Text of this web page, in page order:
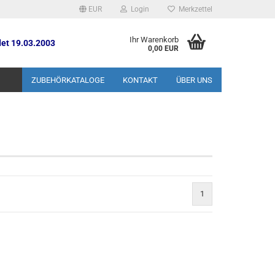
EUR Login Merkzettel
19.03.2003 Ihr Warenkorb
0,00 EUR
ZUBEHÖRKATALOGE KONTAKT ÜBER UNS
1